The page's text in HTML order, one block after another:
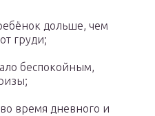
дольше, чем
груди;
беспокойным,
время дневного и